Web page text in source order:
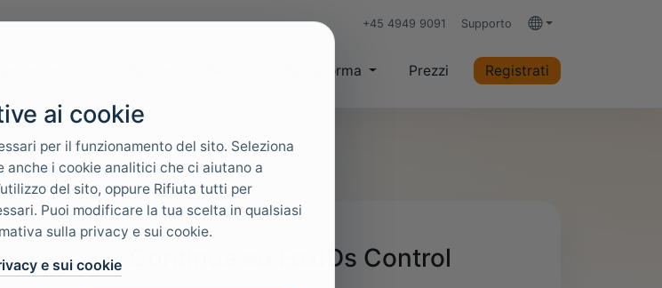
+45 4949 9091 Supporto Lingue
Piattaforma Prezzi Registrati
Continua su FoxIDs Control
ai cookie
per il funzionamento del sito. Seleziona
i cookie analitici che ci aiutano a
del sito, oppure Rifiuta tutti per
Puoi modificare la tua scelta in qualsiasi
sulla privacy e sui cookie.
e sui cookie